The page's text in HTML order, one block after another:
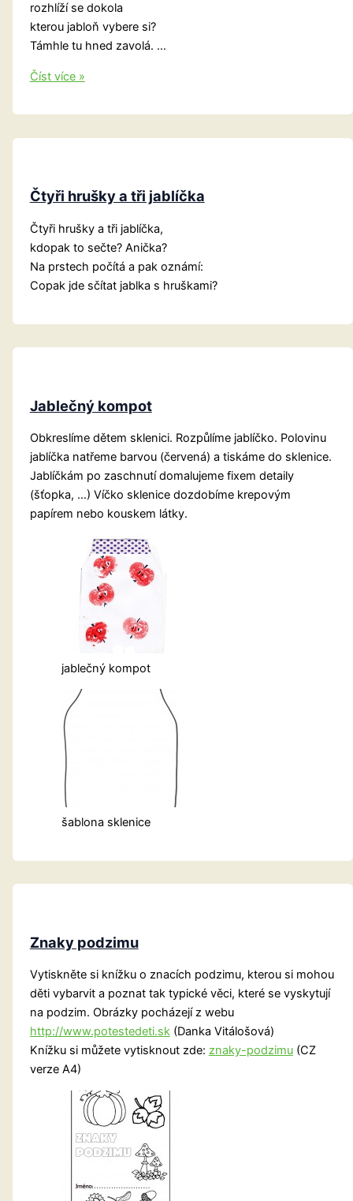
rozhlíží se dokola
kterou jabloň vybere si?
Támhle tu hned zavolá. …
Přišel
do
Číst více »
Čtyři hrušky a tři jablíčka
Čtyři hrušky a tři jablíčka,
kdopak to sečte? Anička?
Na prstech počítá a pak oznámí:
Copak jde sčítat jablka s hruškami?
Jablečný kompot
Obkreslíme dětem sklenici. Rozpůlíme jablíčko. Polovinu
jablíčka natřeme barvou (červená) a tiskáme do sklenice.
Jablíčkám po zaschnutí domalujeme fixem detaily
(šťopka, …) Víčko sklenice dozdobíme krepovým
papírem nebo kouskem látky.
jablečný kompot
šablona sklenice
Znaky podzimu
Vytiskněte si knížku o znacích podzimu, kterou si mohou
děti vybarvit a poznat tak typické věci, které se vyskytují
na podzim. Obrázky pocházejí z webu
http://www.potestedeti.sk(Danka Vitálošová)
Knížku si můžete vytisknout zde: znaky-podzimu(CZ
verze A4)